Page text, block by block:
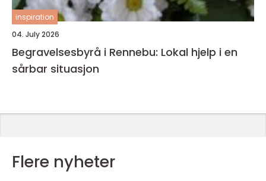
inspiration
04. July 2026
Begravelsesbyrå i Rennebu: Lokal hjelp i en
sårbar situasjon
Flere nyheter